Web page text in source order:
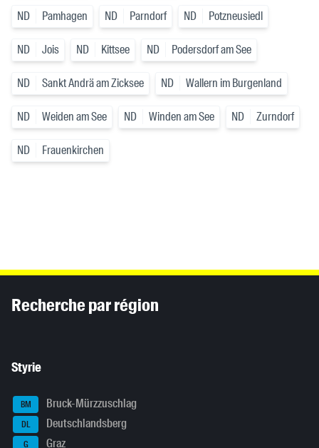
ND Pamhagen ND Parndorf ND Potzneusiedl
ND Jois ND Kittsee ND Podersdorf am See
ND Sankt Andrä am Zicksee ND Wallern im Burgenland
ND Weiden am See ND Winden am See ND Zurndorf
ND Frauenkirchen
Recherche par région
Styrie
BM Bruck-Mürzzuschlag
DL Deutschlandsberg
G Graz